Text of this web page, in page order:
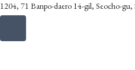
1204, 71 Banpo-daero 14-gil, Seocho-